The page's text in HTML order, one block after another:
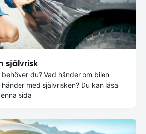
självrisk
du? Vad händer om bilen
med självrisken? Du kan läsa
sida